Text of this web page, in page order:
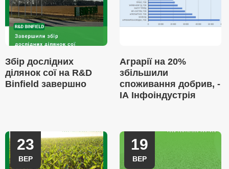
Збір дослідних
ділянок сої на R&D
Binfield завершно
Аграрії на 20%
збільшили
споживання добрив, -
ІА Інфоіндустрія
23
ВЕР
19
ВЕР